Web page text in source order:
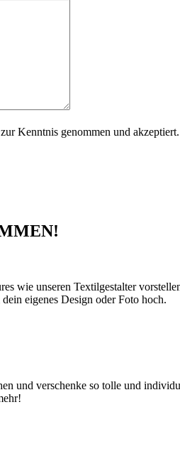
zur Kenntnis genommen und
wie unseren Textilgestalter
eigenes Design oder Foto hoch.
und verschenke so tolle und